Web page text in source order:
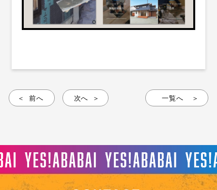
一覧へ
前へ 次へ